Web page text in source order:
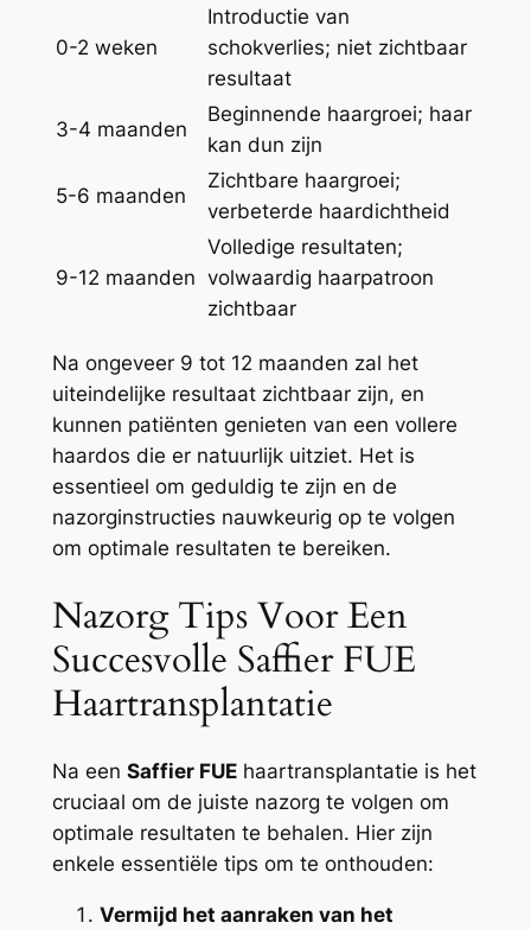
0-2 weken
Introductie van
schokverlies; niet zichtbaar
resultaat
3-4 maanden
Beginnende haargroei; haar
kan dun zijn
5-6 maanden
Zichtbare haargroei;
verbeterde haardichtheid
9-12 maanden
Volledige resultaten;
volwaardig haarpatroon
zichtbaar
Na ongeveer 9 tot 12 maanden zal het
uiteindelijke resultaat zichtbaar zijn, en
kunnen patiënten genieten van een vollere
haardos die er natuurlijk uitziet. Het is
essentieel om geduldig te zijn en de
nazorginstructies nauwkeurig op te volgen
om optimale resultaten te bereiken.
Nazorg Tips Voor Een
Succesvolle Saffier FUE
Haartransplantatie
Na een Saffier FUEhaartransplantatie is het
cruciaal om de juiste nazorg te volgen om
optimale resultaten te behalen. Hier zijn
enkele essentiële tips om te onthouden:
Vermijd het aanraken van het